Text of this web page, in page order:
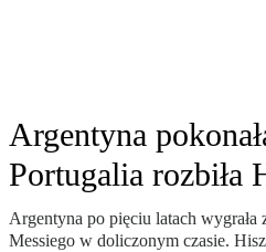
Argentyna
Portugalia rozbiła
Argentyna po pięciu latach
Messiego w doliczonym czasie.